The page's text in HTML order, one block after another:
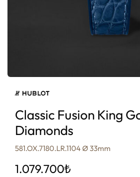
Classic Fusion King
Diamonds
581.OX.7180.LR.1104 Ø 33mm
1.079.700₺